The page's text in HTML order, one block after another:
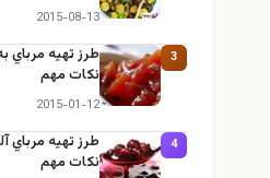
2015-08-13
3
طرز تهيه
نكات مهم
2015-01-12
4
طرز تهيه مرباي
نكات مهم